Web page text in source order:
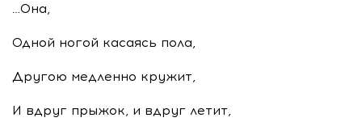
…Она,
Одной ногой касаясь пола,
Другою медленно кружит,
И вдруг прыжок, и вдруг летит,